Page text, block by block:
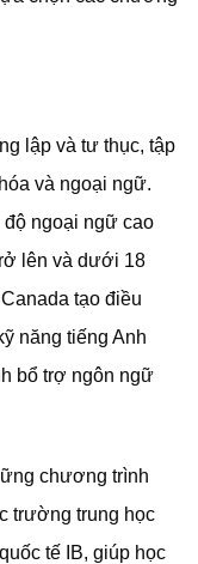
lập và tư thục, tập
và ngoại ngữ.
độ ngoại ngữ cao
lên và dưới 18
tạo điều
năng tiếng Anh
bổ trợ ngôn ngữ
chương trình
trường trung học
tế IB, giúp học